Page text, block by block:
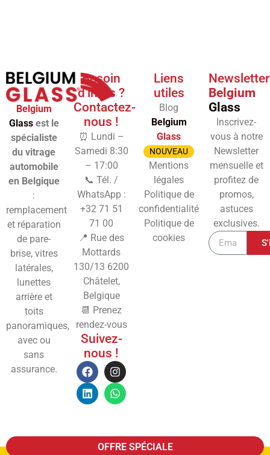
Belgium
Glassest le
spécialiste
du vitrage
automobile
en Belgique
:
remplacement
et réparation
de pare-
brise, vitres
latérales,
lunettes
arrière et
toits
panoramiques,
avec ou
sans
assurance.
Besoin
d'infos ?
Contactez-
nous !
⏰ Lundi –
Samedi 8:30
– 17:00
📞 Tél. /
WhatsApp :
+32 71 51
71 00
📍 Rue des
Mottards
130/13 6200
Châtelet,
Belgique
📆 Prenez
rendez-vous
Suivez-
nous !
Liens
utiles
Blog
Belgium
Glass
NOUVEAU
Mentions
légales
Politique de
confidentialité
Politique de
cookies
Newsletter
Belgium
Glass
Inscrivez-
vous à notre
Newsletter
mensuelle et
profitez de
promos,
astuces
exclusives.
OFFRE SPÉCIALE